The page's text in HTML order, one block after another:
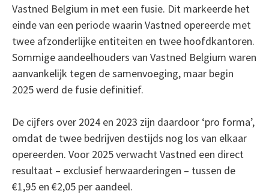
Vastned Belgium in met een fusie. Dit markeerde het
einde van een periode waarin Vastned opereerde met
twee afzonderlijke entiteiten en twee hoofdkantoren.
Sommige aandeelhouders van Vastned Belgium waren
aanvankelijk tegen de samenvoeging, maar begin
2025 werd de fusie definitief.
De cijfers over 2024 en 2023 zijn daardoor ‘pro forma’,
omdat de twee bedrijven destijds nog los van elkaar
opereerden. Voor 2025 verwacht Vastned een direct
resultaat – exclusief herwaarderingen – tussen de
€1,95 en €2,05 per aandeel.